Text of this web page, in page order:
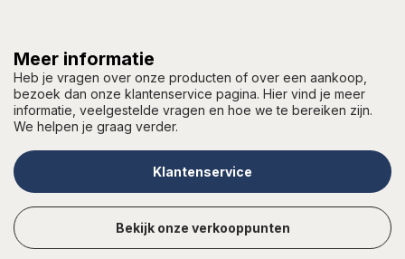
Meer informatie
Heb je vragen over onze producten of over een aankoop,
bezoek dan onze klantenservice pagina. Hier vind je meer
informatie, veelgestelde vragen en hoe we te bereiken zijn.
We helpen je graag verder.
Klantenservice
Bekijk onze verkooppunten